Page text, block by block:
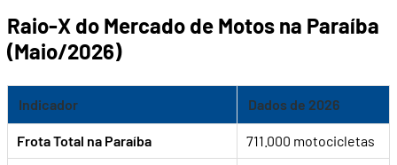
Raio-X do Mercado de Motos na Paraíba
(Maio/2026)
Indicador Dados de 2026
Frota Total na Paraíba 711.000 motocicletas